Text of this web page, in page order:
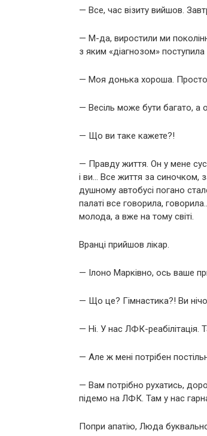
— Все, час візиту вийшов.
— М-да, виростили ми
з яким «діагнозом» поступила
— Моя донька хороша.
— Весіль може бути багато, а
— Що ви таке кажете?!
— Правду життя. Он у мене
і ви… Все життя за синочком,
душному автобусі погано
палаті все говорила,
молода, а вже на тому світі.
Вранці прийшов лікар.
— Ілоно Марківно, ось ваше
— Що це? Гімнастика?! Ви
— Ні. У нас ЛФК-реабілітація.
— Але ж мені потрібен
— Вам потрібно рухатись,
підемо на ЛФК. Там у нас
Попри апатію, Люда буквально